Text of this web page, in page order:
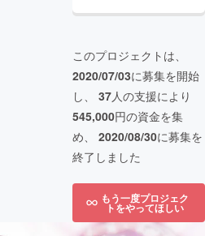
このプロジェクトは、
2020/07/03に募集を開始
し、 37人の支援により
545,000円の資金を集
め、 2020/08/30に募集を
終了しました
もう一度プロジェク
トをやってほしい